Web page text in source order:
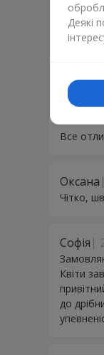
Супер
Все
Оксана
Чітко,
Софія
Квіти
до
Деякі